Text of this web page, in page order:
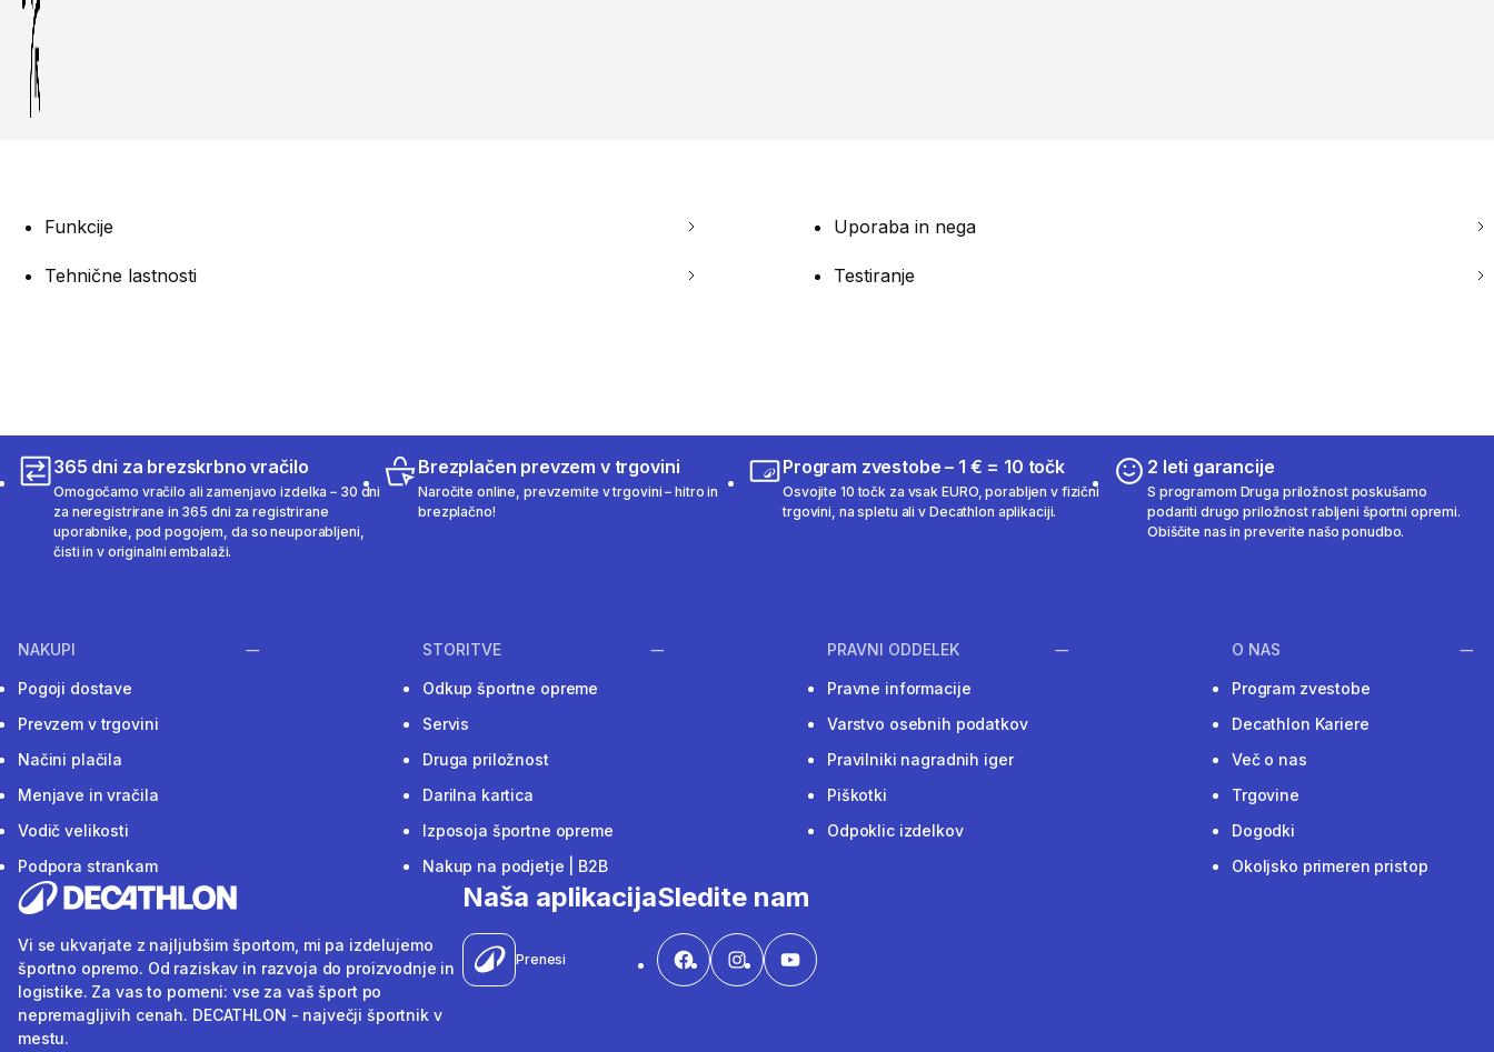
Funkcije Uporaba in nega
Tehnične lastnosti Testiranje
365 dni za brezskrbno vračilo
Omogočamo vračilo ali zamenjavo izdelka – 30 dni
za neregistrirane in 365 dni za registrirane
uporabnike, pod pogojem, da so neuporabljeni,
čisti in v originalni embalaži.
Brezplačen prevzem v trgovini
Naročite online, prevzemite v trgovini – hitro in
brezplačno!
Program zvestobe – 1 € = 10 točk
Osvojite 10 točk za vsak EURO, porabljen v fizični
trgovini, na spletu ali v Decathlon aplikaciji.
2 leti garancije
S programom Druga priložnost poskušamo
podariti drugo priložnost rabljeni športni opremi.
Obiščite nas in preverite našo ponudbo.
NAKUPI
Pogoji dostave
Prevzem v trgovini
Načini plačila
Menjave in vračila
Vodič velikosti
Podpora strankam
STORITVE
Odkup športne opreme
Servis
Druga priložnost
Darilna kartica
Izposoja športne opreme
Nakup na podjetje | B2B
PRAVNI ODDELEK
Pravne informacije
Varstvo osebnih podatkov
Pravilniki nagradnih iger
Piškotki
Odpoklic izdelkov
O NAS
Program zvestobe
Decathlon Kariere
Več o nas
Trgovine
Dogodki
Okoljsko primeren pristop
Vi se ukvarjate z najljubšim športom, mi pa izdelujemo
športno opremo. Od raziskav in razvoja do proizvodnje in
logistike. Za vas to pomeni: vse za vaš šport po
nepremagljivih cenah. DECATHLON - največji športnik v
mestu.
Naša aplikacija
Prenesi
Sledite nam